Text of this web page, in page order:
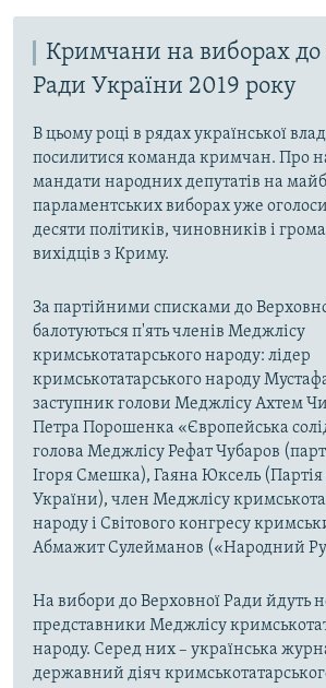
Кримчани на виборах до
Ради України 2019 року
В цьому році в рядах української
посилитися команда кримчан. Про
мандати народних депутатів на
парламентських виборах уже
десяти політиків, чиновників і
вихідців з Криму.
За партійними списками до
балотуються п'ять членів Меджлісу
кримськотатарського народу: лідер
кримськотатарського народу
заступник голови Меджлісу Ахтем
Петра Порошенка «Європейська
голова Меджлісу Рефат Чубаров
Ігоря Смешка), Гаяна Юксель
України), член Меджлісу
народу і Світового конгресу
Абмажит Сулейманов («Народний
На вибори до Верховної Ради йдуть
представники Меджлісу
народу. Серед них – українська
державний діяч